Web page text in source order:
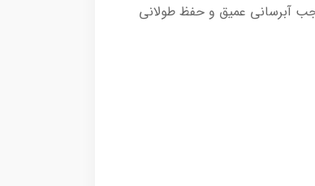
آبرسانی عمیق و حفظ طولانی